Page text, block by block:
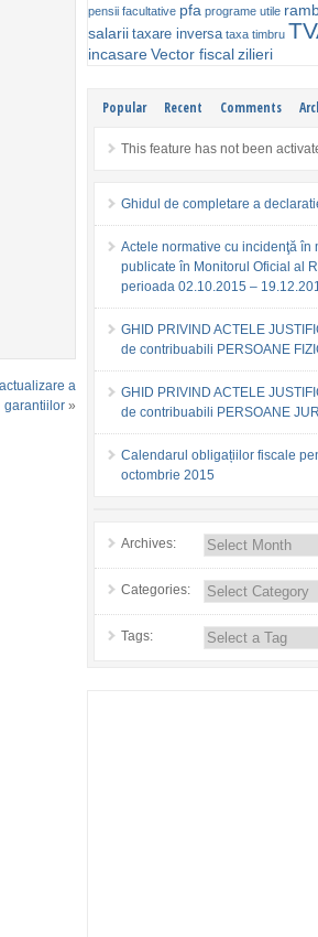
a
garantiilor »
pensii facultative pfa programe utile
salarii taxare inversa taxa timbru
incasareVector fiscalzilieri
Popular Recent Comments
This feature has not been
Ghidul de completare a
Actele normative cu incidenţă în
publicate în Monitorul Oficial al
perioada 02.10.2015 –
GHID PRIVIND ACTELE
de contribuabili PERSOANE
GHID PRIVIND ACTELE
de contribuabili PERSOANE
Calendarul obligațiilor fiscale
octombrie 2015
Archives:
Categories:
Tags: